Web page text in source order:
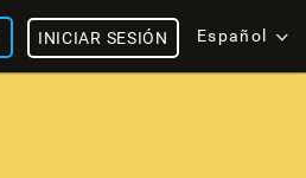
Español
INICIAR SESIÓN